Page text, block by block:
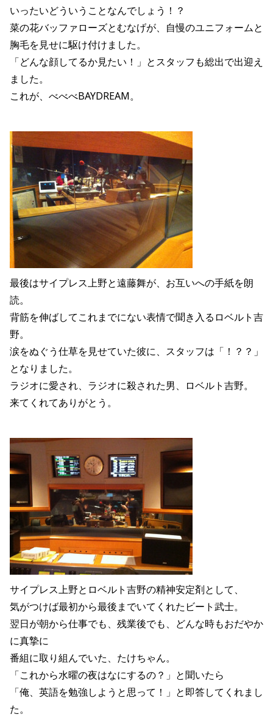
いったいどういうことなんでしょう！？
菜の花バッファローズとむなげが、自慢のユニフォームと
胸毛を見せに駆け付けました。
「どんな顔してるか見たい！」とスタッフも総出で出迎え
ました。
これが、べべべBAYDREAM。
最後はサイプレス上野と遠藤舞が、お互いへの手紙を朗
読。
背筋を伸ばしてこれまでにない表情で聞き入るロベルト吉
野。
涙をぬぐう仕草を見せていた彼に、スタッフは「！？？」
となりました。
ラジオに愛され、ラジオに殺された男、ロベルト吉野。
来てくれてありがとう。
サイプレス上野とロベルト吉野の精神安定剤として、
気がつけば最初から最後までいてくれたビート武士。
翌日が朝から仕事でも、残業後でも、どんな時もおだやか
に真摯に
番組に取り組んでいた、たけちゃん。
「これから水曜の夜はなにするの？」と聞いたら
「俺、英語を勉強しようと思って！」と即答してくれまし
た。